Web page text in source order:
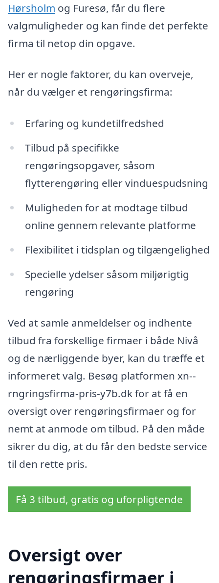
Hørsholm og Furesø, får du flere
valgmuligheder og kan finde det perfekte
firma til netop din opgave.
Her er nogle faktorer, du kan overveje,
når du vælger et rengøringsfirma:
Erfaring og kundetilfredshed
Tilbud på specifikke
rengøringsopgaver, såsom
flytterengøring eller vinduespudsning
Muligheden for at modtage tilbud
online gennem relevante platforme
Flexibilitet i tidsplan og tilgængelighed
Specielle ydelser såsom miljørigtig
rengøring
Ved at samle anmeldelser og indhente
tilbud fra forskellige firmaer i både Nivå
og de nærliggende byer, kan du træffe et
informeret valg. Besøg platformen xn--
rngringsfirma-pris-y7b.dk for at få en
oversigt over rengøringsfirmaer og for
nemt at anmode om tilbud. På den måde
sikrer du dig, at du får den bedste service
til den rette pris.
Få 3 tilbud, gratis og uforpligtende
Oversigt over
rengøringsfirmaer i